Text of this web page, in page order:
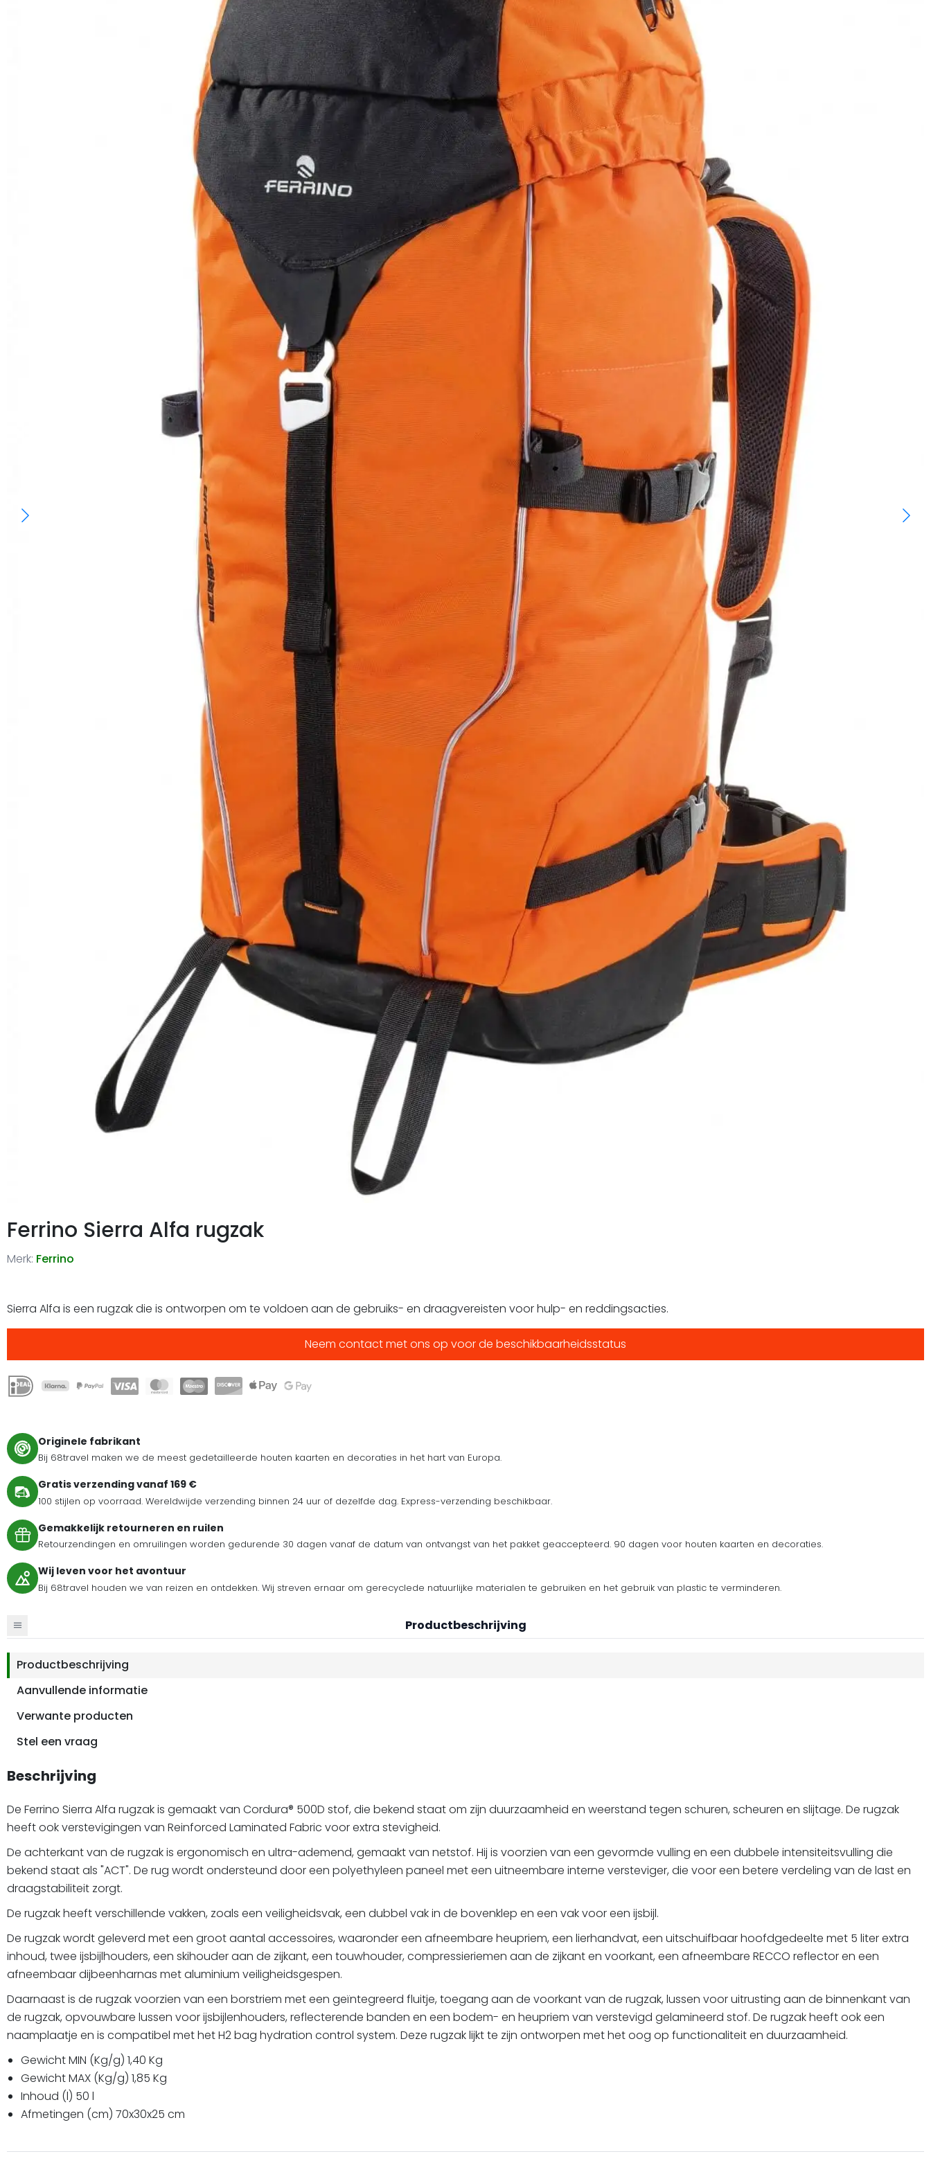
Ferrino Sierra Alfa rugzak
Merk: Ferrino
Sierra Alfa is een rugzak die is ontworpen om te voldoen aan de gebruiks- en draagvereisten voor hulp- en reddingsacties.
Neem contact met ons op voor de beschikbaarheidsstatus
Originele fabrikant
Bij 68travel maken we de meest gedetailleerde houten kaarten en decoraties in het hart van Europa.
Gratis verzending vanaf 169 €
100 stijlen op voorraad. Wereldwijde verzending binnen 24 uur of dezelfde dag. Express-verzending beschikbaar.
Gemakkelijk retourneren en ruilen
Retourzendingen en omruilingen worden gedurende 30 dagen vanaf de datum van ontvangst van het pakket geaccepteerd. 90 dagen voor houten kaarten en decoraties.
Wij leven voor het avontuur
Bij 68travel houden we van reizen en ontdekken. Wij streven ernaar om gerecyclede natuurlijke materialen te gebruiken en het gebruik van plastic te verminderen.
Productbeschrijving
Productbeschrijving
Aanvullende informatie
Verwante producten
Stel een vraag
Beschrijving
De Ferrino Sierra Alfa rugzak is gemaakt van Cordura® 500D stof, die bekend staat om zijn duurzaamheid en weerstand tegen schuren, scheuren en slijtage. De rugzak
heeft ook verstevigingen van Reinforced Laminated Fabric voor extra stevigheid.
De achterkant van de rugzak is ergonomisch en ultra-ademend, gemaakt van netstof. Hij is voorzien van een gevormde vulling en een dubbele intensiteitsvulling die
bekend staat als "ACT". De rug wordt ondersteund door een polyethyleen paneel met een uitneembare interne versteviger, die voor een betere verdeling van de last en
draagstabiliteit zorgt.
De rugzak heeft verschillende vakken, zoals een veiligheidsvak, een dubbel vak in de bovenklep en een vak voor een ijsbijl.
De rugzak wordt geleverd met een groot aantal accessoires, waaronder een afneembare heupriem, een lierhandvat, een uitschuifbaar hoofdgedeelte met 5 liter extra
inhoud, twee ijsbijlhouders, een skihouder aan de zijkant, een touwhouder, compressieriemen aan de zijkant en voorkant, een afneembare RECCO reflector en een
afneembaar dijbeenharnas met aluminium veiligheidsgespen.
Daarnaast is de rugzak voorzien van een borstriem met een geïntegreerd fluitje, toegang aan de voorkant van de rugzak, lussen voor uitrusting aan de binnenkant van
de rugzak, opvouwbare lussen voor ijsbijlenhouders, reflecterende banden en een bodem- en heupriem van verstevigd gelamineerd stof. De rugzak heeft ook een
naamplaatje en is compatibel met het H2 bag hydration control system. Deze rugzak lijkt te zijn ontworpen met het oog op functionaliteit en duurzaamheid.
Gewicht MIN (Kg/g) 1,40 Kg
Gewicht MAX (Kg/g) 1,85 Kg
Inhoud (l) 50 l
Afmetingen (cm) 70x30x25 cm